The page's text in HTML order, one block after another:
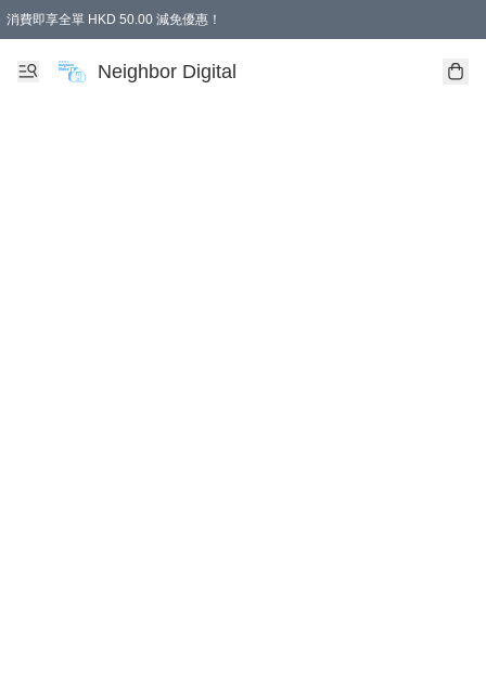
消費即享全單 HKD 50.00 減免優惠！
Neighbor Digital